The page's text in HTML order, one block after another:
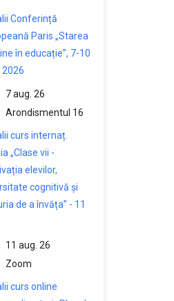
Conferință
Paris „Starea
în educație”, 7-10
2026
7 aug. 26
Arondismentul 16
curs internaț.
„Clase vii -
elevilor,
cognitivă și
de a învăța” - 11
11 aug. 26
Zoom
curs online